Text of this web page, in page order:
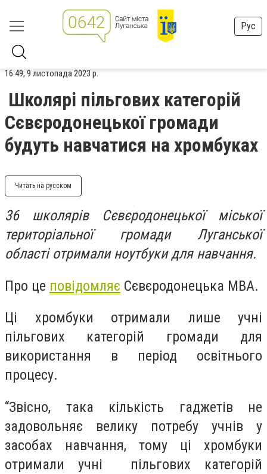
Рус
16:49, 9 листопада 2023 р.
Школярі пільгових категорій
Сєвєродонецької громади
будуть навчатися на хромбуках
Читать на русском
36 школярів Сєвєродонецької міської
територіальної громади Луганської
області отримали ноутбуки для навчання.
Про це повідомляє Сєвєродонецька МВА.
Ці хромбуки отримали лише учні
пільгових категорій громади для
використання в період освітнього
процесу.
“Звісно, така кількість гаджетів не
задовольняє велику потребу учнів у
засобах навчання, тому ці хромбуки
отримали учні пільгових категорій